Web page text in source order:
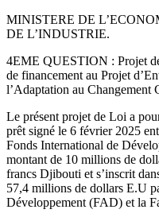
MINISTERE DE
DE L’INDUSTRIE.
4EME QUESTION : Projet
de financement au Projet
l’Adaptation au Changement
Le présent projet de Loi a
prêt signé le 6 février 2025
Fonds International de
montant de 10 millions de
francs Djibouti et s’inscrit
57,4 millions de dollars E.U
Développement (FAD) et la